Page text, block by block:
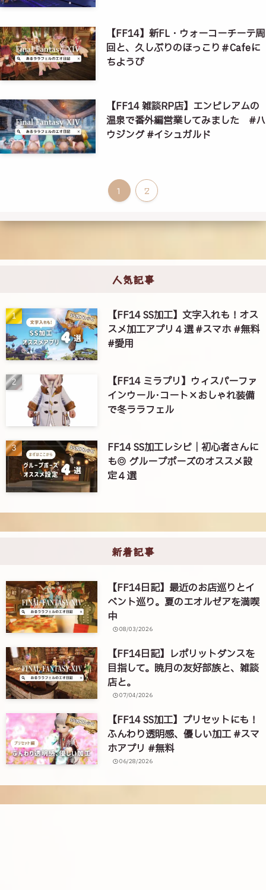
【FF14】新FL・ウォーコーチーテ周
回と、久しぶりのほっこり＃Cafeに
ちようび
【FF14 雑談RP店】エンピレアムの
温泉で番外編営業してみました #ハ
ウジング #イシュガルド
1 2
人気記事
【FF14 SS加工】文字入れも！オス
スメ加工アプリ４選 #スマホ #無料
#愛用
【FF14 ミラプリ】ウィスパーファ
インウール･コート×おしゃれ装備
で冬ララフェル
FF14 SS加工レシピ｜初心者さんに
も◎ グループポーズのオススメ設
定４選
新着記事
【FF14日記】最近のお店巡りとイ
ベント巡り。夏のエオルゼアを満喫
中
08/03/2026
【FF14日記】レポリットダンスを
目指して。暁月の友好部族と、雑談
店と。
07/04/2026
【FF14 SS加工】プリセットにも！
ふんわり透明感、優しい加工 #スマ
ホアプリ #無料
06/28/2026